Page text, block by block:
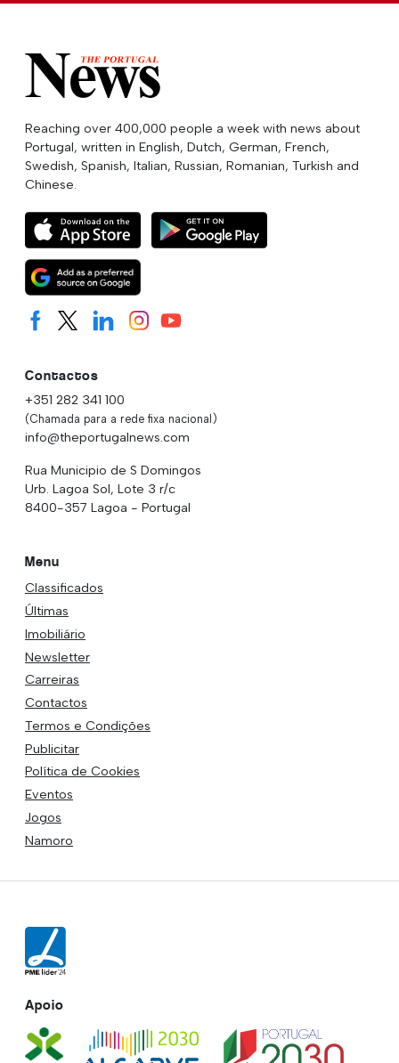
Reaching over 400,000 people a week with news about
Portugal, written in English, Dutch, German, French,
Swedish, Spanish, Italian, Russian, Romanian, Turkish and
Chinese.
Contactos
+351 282 341 100
(Chamada para a rede fixa nacional)
info@theportugalnews.com
Rua Municipio de S Domingos
Urb. Lagoa Sol, Lote 3 r/c
8400-357 Lagoa - Portugal
Menu
Classificados
Últimas
Imobiliário
Newsletter
Carreiras
Contactos
Termos e Condições
Publicitar
Política de Cookies
Eventos
Jogos
Namoro
Apoio